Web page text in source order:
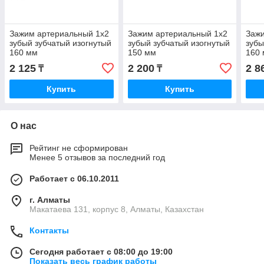
Зажим артериальный 1х2
зубый зубчатый изогнутый
160 мм
2 125 ₸
Купить
Зажим артериальный 1х2
зубый зубчатый изогнутый
150 мм
2 200₸
Купить
160
2
О нас
Рейтинг не сформирован
Менее 5 отзывов за последний год
Работает с 06.10.2011
г. Алматы
Макатаева 131, корпус 8, Алматы, Казахстан
Контакты
Сегодня работает с 08:00 до 19:00
Показать весь график работы